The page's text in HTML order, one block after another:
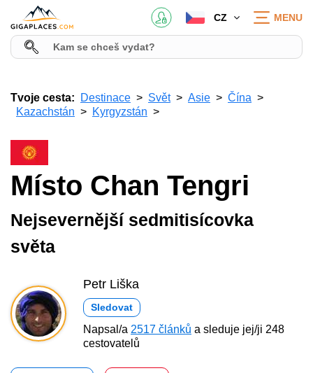
CZ MENU
Tvoje cesta: Destinace Svět Asie
Čína
Kazachstán
Kyrgyzstán
Místo Chan Tengri
Nejsevernější sedmitisícovka
světa
Petr Liška
Sledovat
Napsal/a 2517 článků a sleduje jej/ji 248
cestovatelů